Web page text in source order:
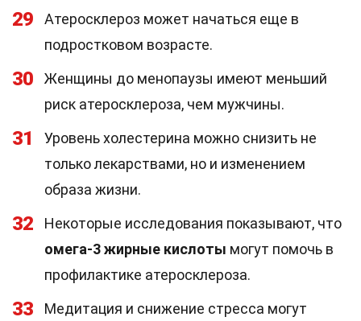
29
Атеросклероз может начаться еще в
подростковом возрасте.
30
Женщины до менопаузы имеют меньший
риск атеросклероза, чем мужчины.
31
Уровень холестерина можно снизить не
только лекарствами, но и изменением
образа жизни.
32
Некоторые исследования показывают, что
омега-3 жирные кислоты могут помочь в
профилактике атеросклероза.
33
Медитация и снижение стресса могут